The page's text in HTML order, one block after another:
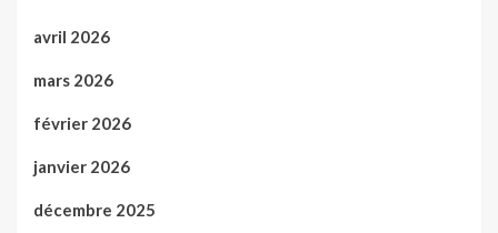
avril 2026
mars 2026
février 2026
janvier 2026
décembre 2025